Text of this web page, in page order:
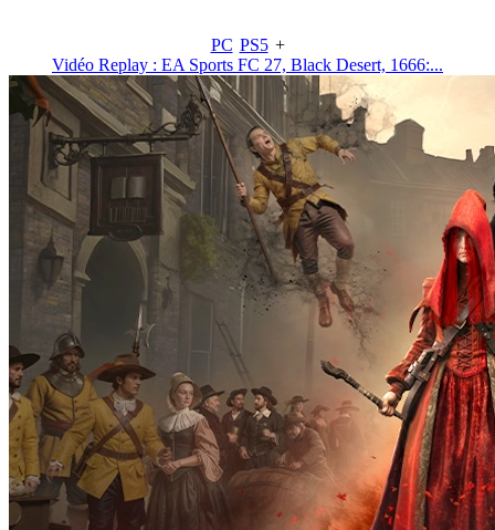
PC PS5 +
Vidéo Replay : EA Sports FC 27, Black Desert, 1666:...